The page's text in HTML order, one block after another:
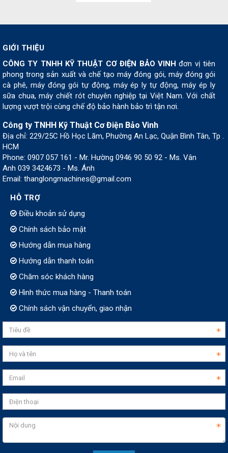
GIỚI THIỆU
CÔNG TY TNHH KỸ THUẬT CƠ ĐIỆN BẢO VINH đơn vị tiên
phong trong sản xuất và chế tạo máy đóng gói, máy đóng gói
cà phê, máy đóng gói tự động, máy ép ly tự động, máy ép ly
sữa chua, máy chiết rót chuyên nghiệp tại Việt Nam. Với chất
lượng vượt trội cùng chế độ bảo hành bảo trì tận nơi.
Công ty TNHH Kỹ Thuật Cơ Điện Bảo Vinh
Địa chỉ: 229/25C Hồ Học Lãm, Phường An Lạc, Quận Bình Tân, Tp .
HCM
Phone: 0907 057 161 - Mr. Hường 0946 90 50 92 - Ms. Vân
Anh 039 3424673 - Ms. Ánh
Email: thanglongmachines@gmail.com
HỖ TRỢ
Điều khoản sử dụng
Chính sách bảo mật
Hướng dẫn mua hàng
Hướng dẫn thanh toán
Chăm sóc khách hàng
Hình thức mua hàng - Thanh toán
Chính sách vận chuyển, giao nhận